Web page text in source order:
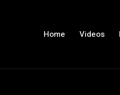
Home Videos